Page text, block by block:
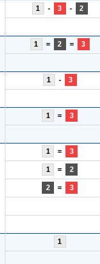
1 - 3 - 2
1 = 2 = 3
1 - 3
1 = 3
1 = 3
1 = 2
2 = 3
1